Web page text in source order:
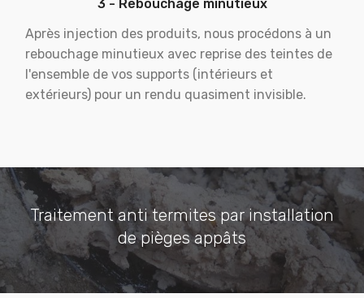
3 - Rebouchage minutieux
Après injection des produits, nous procédons à un
rebouchage minutieux avec reprise des teintes de
l'ensemble de vos supports (intérieurs et
extérieurs) pour un rendu quasiment invisible.
Traitement anti termites par installation
de pièges appâts